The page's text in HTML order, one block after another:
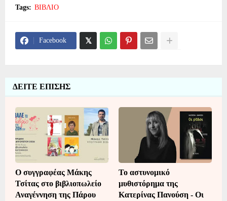
Tags: ΒΙΒΛΙΟ
Facebook
ΔΕΙΤΕ ΕΠΙΣΗΣ
Ο συγγραφέας Μάκης
Τσίτας στο βιβλιοπωλείο
Αναγέννηση της Πάρου
Το αστυνομικό
μυθιστόρημα της
Κατερίνας Πανούση - Οι